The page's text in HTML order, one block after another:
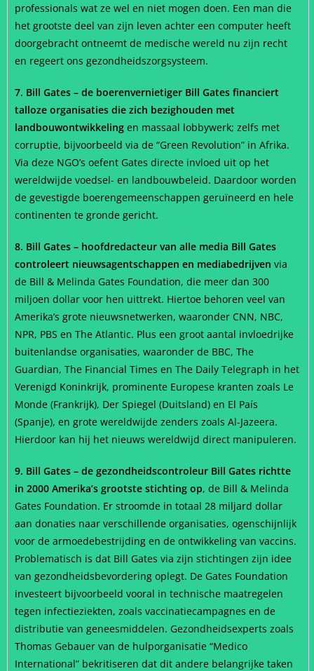
professionals wat ze wel en niet mogen doen. Een man die
het grootste deel van zijn leven achter een computer heeft
doorgebracht ontneemt de medische wereld nu zijn recht
en regeert ons gezondheidszorgsysteem.
7. Bill Gates – de boerenvernietiger Bill Gates financiert
talloze organisaties die zich bezighouden met
landbouwontwikkeling en massaal lobbywerk; zelfs met
corruptie, bijvoorbeeld via de “Green Revolution” in Afrika.
Via deze NGO’s oefent Gates directe invloed uit op het
wereldwijde voedsel- en landbouwbeleid. Daardoor worden
de gevestigde boerengemeenschappen geruïneerd en hele
continenten te gronde gericht.
8. Bill Gates – hoofdredacteur van alle media Bill Gates
controleert nieuwsagentschappen en mediabedrijven via
de Bill & Melinda Gates Foundation, die meer dan 300
miljoen dollar voor hen uittrekt. Hiertoe behoren veel van
Amerika’s grote nieuwsnetwerken, waaronder CNN, NBC,
NPR, PBS en The Atlantic. Plus een groot aantal invloedrijke
buitenlandse organisaties, waaronder de BBC, The
Guardian, The Financial Times en The Daily Telegraph in het
Verenigd Koninkrijk, prominente Europese kranten zoals Le
Monde (Frankrijk), Der Spiegel (Duitsland) en El País
(Spanje), en grote wereldwijde zenders zoals Al-Jazeera.
Hierdoor kan hij het nieuws wereldwijd direct manipuleren.
9. Bill Gates – de gezondheidscontroleur Bill Gates richtte
in 2000 Amerika’s grootste stichting op, de Bill & Melinda
Gates Foundation. Er stroomde in totaal 28 miljard dollar
aan donaties naar verschillende organisaties, ogenschijnlijk
voor de armoedebestrijding en de ontwikkeling van vaccins.
Problematisch is dat Bill Gates via zijn stichtingen zijn idee
van gezondheidsbevordering oplegt. De Gates Foundation
investeert bijvoorbeeld vooral in technische maatregelen
tegen infectieziekten, zoals vaccinatiecampagnes en de
distributie van geneesmiddelen. Gezondheidsexperts zoals
Thomas Gebauer van de hulporganisatie “Medico
International” bekritiseren dat dit andere belangrijke taken